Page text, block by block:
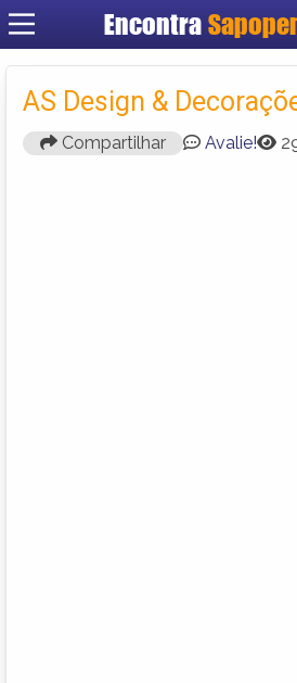
Encontra
Fazer
Criar
AS Design &
Compartilhar Avalie!